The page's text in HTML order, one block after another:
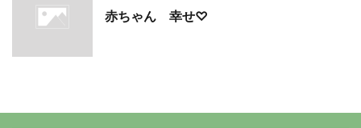
赤ちゃん 幸せ♡